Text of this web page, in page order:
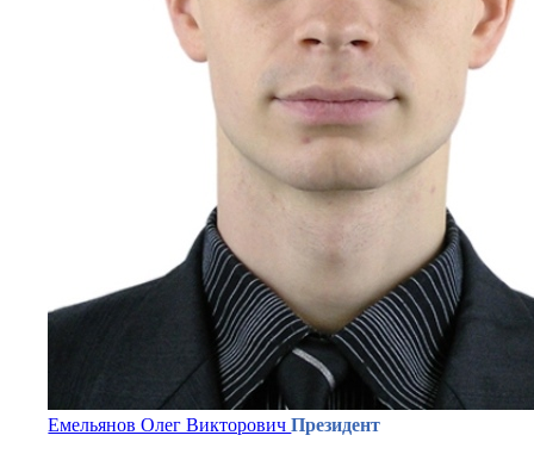
Емельянов Олег ВикторовичПрезидент